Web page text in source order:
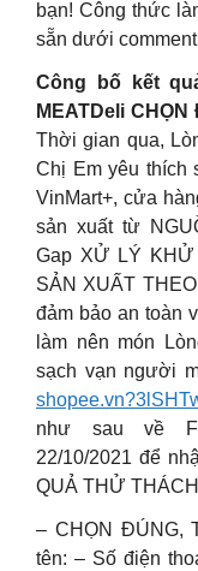
bạn! Công thức
sẵn dưới
Công bố kết
MEATDeli
Thời gian qua,
Chị Em yêu thích
VinMart+, cửa
sản xuất từ
Gap XỬ LÝ KHỬ
SẢN XUẤT
đảm bảo an toàn
làm nên món
sạch vạn người
như sau về
22/10/2021 để
QUẢ THỬ
– CHỌN ĐÚNG,
tên: – Số điện